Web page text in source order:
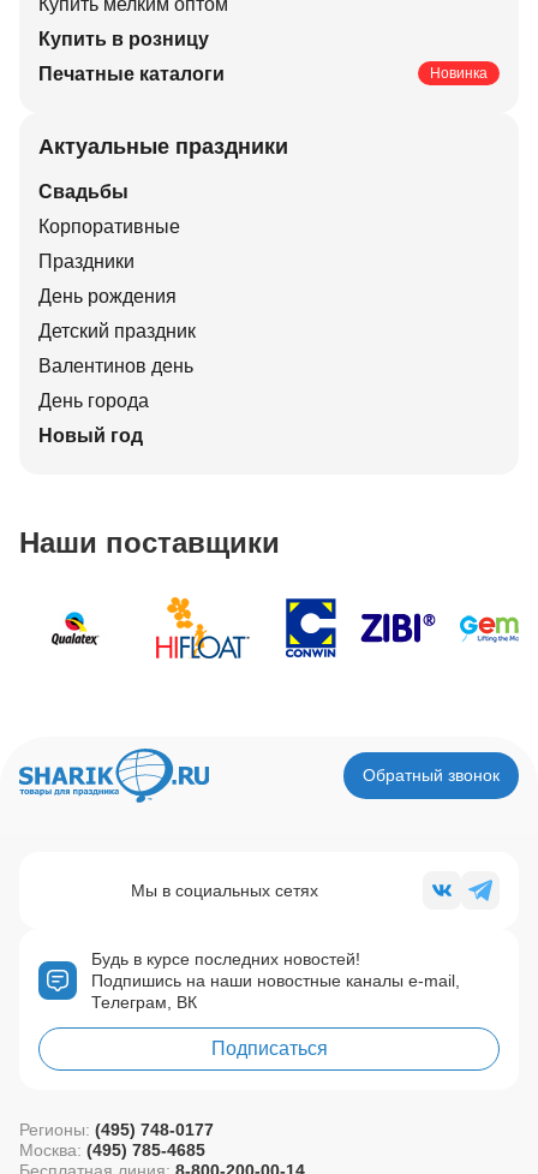
Купить в розницу
Печатные каталоги
Новинка
Актуальные праздники
Свадьбы
Корпоративные
Праздники
День рождения
Детский праздник
Валентинов день
День города
Новый год
Наши поставщики
Обратный звонок
Будь в курсе последних новостей!
Подпишись на наши новостные каналы e-mail,
Телеграм, ВК
Подписаться
Мы в социальных сетях
Регионы: (495) 748-0177
Москва: (495) 785-4685
Бесплатная линия: 8-800-200-00-14